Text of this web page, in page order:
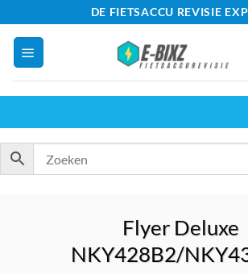
naar
inhoud
DE FIETSACCU REVISIE
Flyer Deluxe
NKY428B2/